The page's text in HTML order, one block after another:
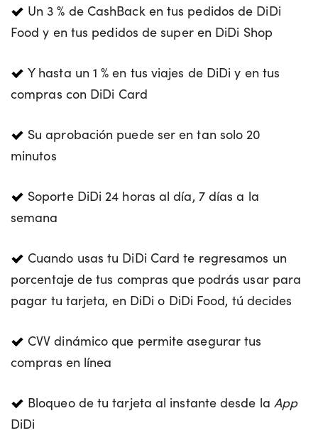
Un 3 % de CashBack en tus pedidos de DiDi
Food y en tus pedidos de super en DiDi Shop
Y hasta un 1 % en tus viajes de DiDi y en tus
compras con DiDi Card
Su aprobación puede ser en tan solo 20
minutos
Soporte DiDi 24 horas al día, 7 días a la
semana
Cuando usas tu DiDi Card te regresamos un
porcentaje de tus compras que podrás usar para
pagar tu tarjeta, en DiDi o DiDi Food, tú decides
CVV dinámico que permite asegurar tus
compras en línea
Bloqueo de tu tarjeta al instante desde la App
DiDi